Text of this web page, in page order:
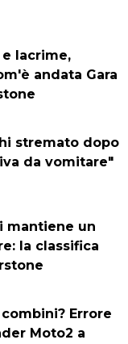
lacrime,
andata Gara
stremato dopo
da vomitare"
mantiene un
la classifica
Errore
Moto2 a